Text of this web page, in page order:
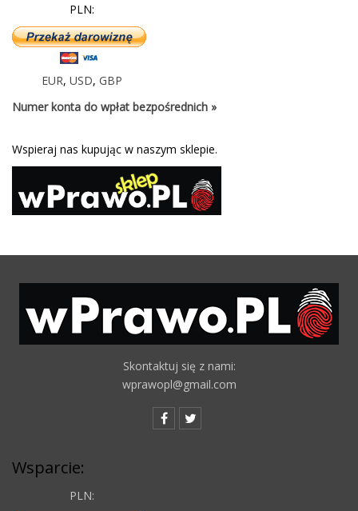
PLN:
EUR, USD, GBP
Numer konta do wpłat bezpośrednich »
Wspieraj nas kupując w naszym sklepie.
Skontaktuj się z nami:
wprawopl@gmail.com
Wsparcie:
PLN: